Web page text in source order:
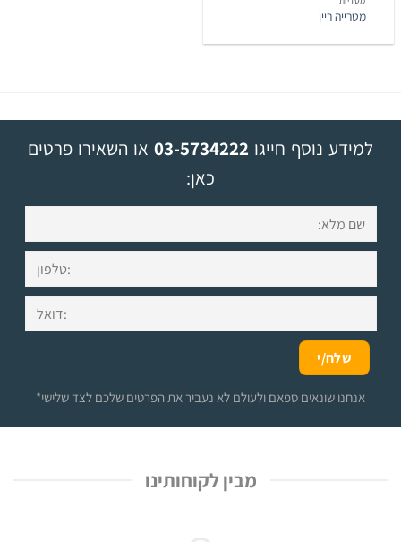
מטרייה ריין
למידע נוסף חייגו 03-5734222 או השאירו פרטים
כאן:
*אנחנו שונאים ספאם ולעולם לא נעביר את הפרטים שלכם לצד שלישי
מבין לקוחותינו